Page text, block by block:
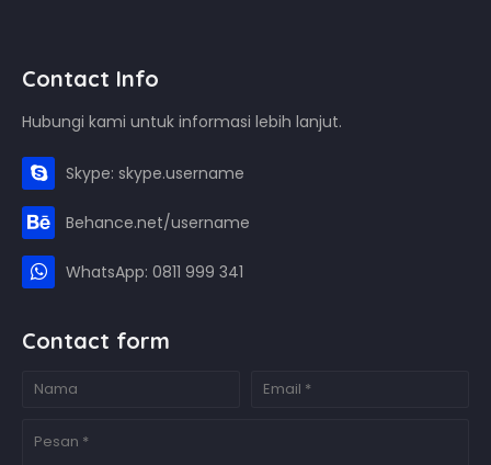
Contact Info
Hubungi kami untuk informasi lebih lanjut.
Skype: skype.username
Behance.net/username
WhatsApp: 0811 999 341
Contact form